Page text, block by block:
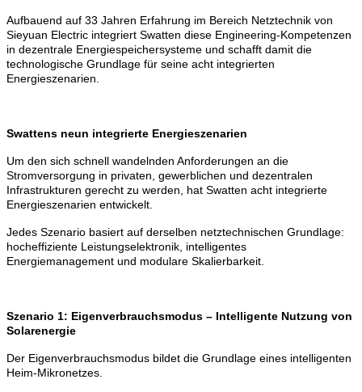
Aufbauend auf 33 Jahren Erfahrung im Bereich Netztechnik von
Sieyuan Electric integriert Swatten diese Engineering-Kompetenzen
in dezentrale Energiespeichersysteme und schafft damit die
technologische Grundlage für seine acht integrierten
Energieszenarien.
Swattens neun integrierte Energieszenarien
Um den sich schnell wandelnden Anforderungen an die
Stromversorgung in privaten, gewerblichen und dezentralen
Infrastrukturen gerecht zu werden, hat Swatten acht integrierte
Energieszenarien entwickelt.
Jedes Szenario basiert auf derselben netztechnischen Grundlage:
hocheffiziente Leistungselektronik, intelligentes
Energiemanagement und modulare Skalierbarkeit.
Szenario 1: Eigenverbrauchsmodus – Intelligente Nutzung von
Solarenergie
Der Eigenverbrauchsmodus bildet die Grundlage eines intelligenten
Heim-Mikronetzes.